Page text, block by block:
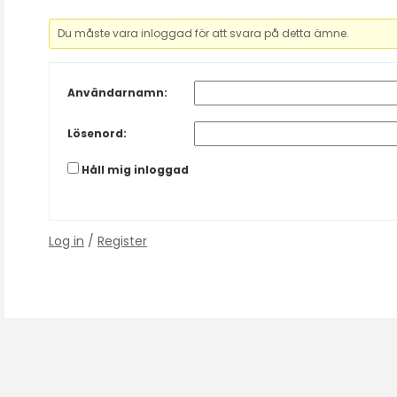
Du måste vara inloggad för att svara på detta ämne.
Användarnamn:
Lösenord:
Håll mig inloggad
Log in / Register